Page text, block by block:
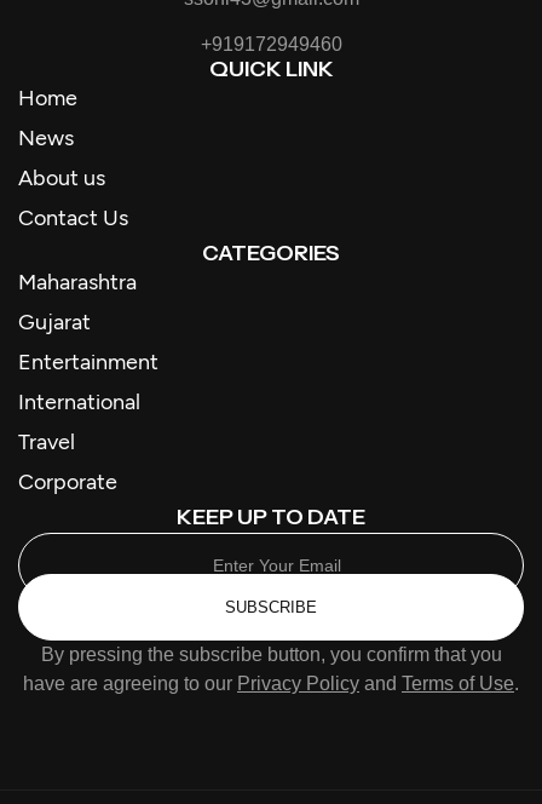
+919172949460
QUICK LINK
Home
News
About us
Contact Us
CATEGORIES
Maharashtra
Gujarat
Entertainment
International
Travel
Corporate
KEEP UP TO DATE
SUBSCRIBE
By pressing the subscribe button, you confirm that you
have are agreeing to our Privacy Policy and Terms of Use.